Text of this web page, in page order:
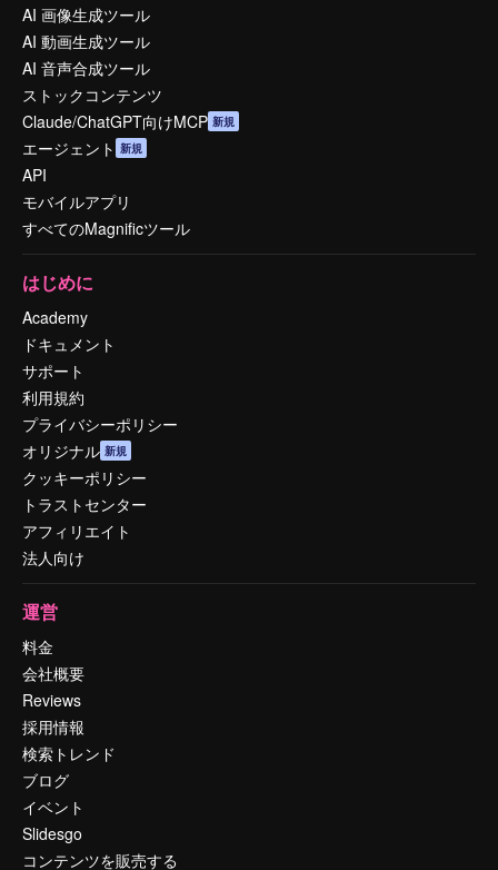
AI 画像生成ツール
AI 動画生成ツール
AI 音声合成ツール
ストックコンテンツ
Claude/ChatGPT向けMCP 新規
エージェント 新規
API
モバイルアプリ
すべてのMagnificツール
はじめに
Academy
ドキュメント
サポート
利用規約
プライバシーポリシー
オリジナル 新規
クッキーポリシー
トラストセンター
アフィリエイト
法人向け
運営
料金
会社概要
Reviews
採用情報
検索トレンド
ブログ
イベント
Slidesgo
コンテンツを販売する